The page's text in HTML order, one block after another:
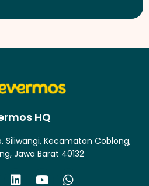
HQ
Siliwangi, Kecamatan Coblong,
Jawa Barat 40132